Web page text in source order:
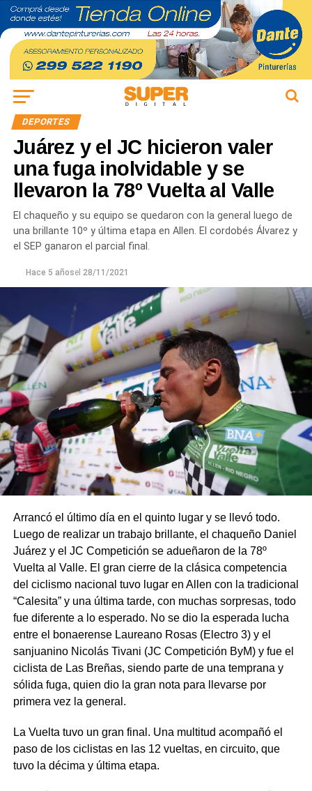
DEPORTES
Juárez y el JC hicieron valer
una fuga inolvidable y se
llevaron la 78º Vuelta al Valle
El chaqueño y su equipo se quedaron con la general luego de
una brillante 10º y última etapa en Allen. El cordobés Álvarez y
el SEP ganaron el parcial final.
Hace 5 añosel 28/11/2021
Arrancó el último día en el quinto lugar y se llevó todo.
Luego de realizar un trabajo brillante, el chaqueño Daniel
Juárez y el JC Competición se adueñaron de la 78º
Vuelta al Valle. El gran cierre de la clásica competencia
del ciclismo nacional tuvo lugar en Allen con la tradicional
“Calesita” y una última tarde, con muchas sorpresas, todo
fue diferente a lo esperado. No se dio la esperada lucha
entre el bonaerense Laureano Rosas (Electro 3) y el
sanjuanino Nicolás Tivani (JC Competición ByM) y fue el
ciclista de Las Breñas, siendo parte de una temprana y
sólida fuga, quien dio la gran nota para llevarse por
primera vez la general.
La Vuelta tuvo un gran final. Una multitud acompañó el
paso de los ciclistas en las 12 vueltas, en circuito, que
tuvo la décima y última etapa.